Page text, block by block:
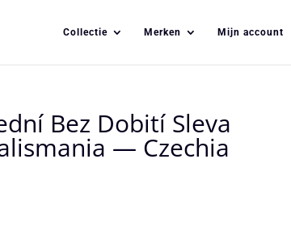
Collectie Merken Mijn account
Bez Dobití Sleva
— Czechia